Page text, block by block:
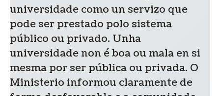
universidade como un servizo que
pode ser prestado polo sistema
público ou privado. Unha
universidade non é boa ou mala en si
mesma por ser pública ou privada. O
Ministerio informou claramente de